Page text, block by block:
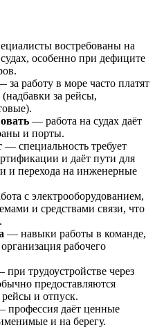
востребованы на
особенно при дефиците
за работу в море часто платят
за рейсы,
— работа на судах даёт
и порты.
— специальность требует
и даёт пути для
и перехода на инженерные
с электрооборудованием,
и средствами связи, что
— навыки работы в команде,
рабочего
при трудоустройстве через
предоставляются
и отпуск.
профессия даёт ценные
и на берегу.